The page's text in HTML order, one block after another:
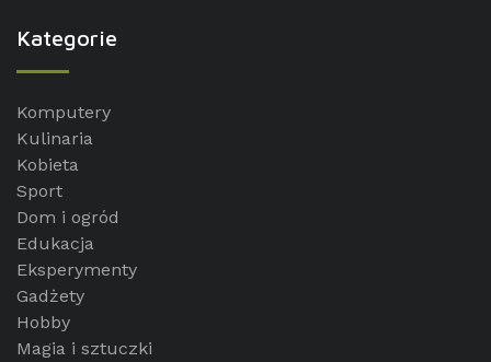
Kategorie
Komputery
Kulinaria
Kobieta
Sport
Dom i ogród
Edukacja
Eksperymenty
Gadżety
Hobby
Magia i sztuczki